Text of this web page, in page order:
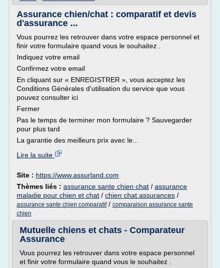
Assurance chien/chat : comparatif et devis
d'assurance ...
Vous pourrez les retrouver dans votre espace personnel et
finir votre formulaire quand vous le souhaitez .
Indiquez votre email
Confirmez votre email
En cliquant sur « ENREGISTRER », vous acceptez les
Conditions Générales d'utilisation du service que vous
pouvez consulter ici
Fermer
Pas le temps de terminer mon formulaire ? Sauvegarder
pour plus tard
La garantie des meilleurs prix avec le...
Lire la suite
Site : https://www.assurland.com
Thèmes liés : assurance sante chien chat / assurance
maladie pour chien et chat / chien chat assurances /
assurance sante chien comparatif/ comparaison assurance sante
chien
Mutuelle chiens et chats - Comparateur
Assurance
Vous pourrez les retrouver dans votre espace personnel
et finir votre formulaire quand vous le souhaitez .